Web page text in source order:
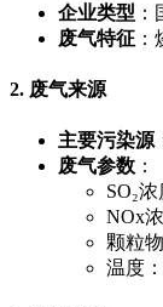
企业类型
废气特征
2. 废气来源
主要污染源
废气参数 ：
SO₂
NOx
颗粒
温度